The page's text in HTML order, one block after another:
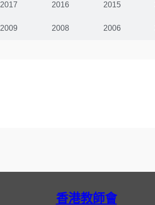
2017 2016 2015
2009 2008 2006
香港教師會